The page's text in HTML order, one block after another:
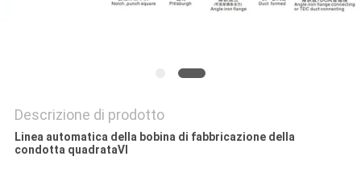
Descrizione di prodotto
Linea automatica della bobina di fabbricazione della
condotta quadrataⅥ